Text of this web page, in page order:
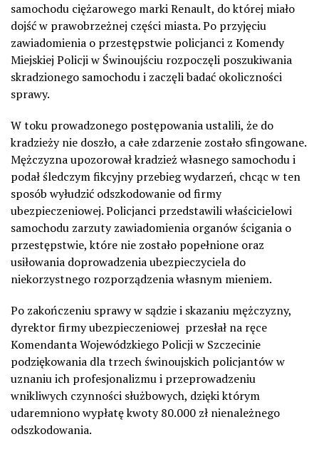
samochodu ciężarowego marki Renault, do której miało
dojść w prawobrzeżnej części miasta. Po przyjęciu
zawiadomienia o przestępstwie policjanci z Komendy
Miejskiej Policji w Świnoujściu rozpoczęli poszukiwania
skradzionego samochodu i zaczęli badać okoliczności
sprawy.
W toku prowadzonego postępowania ustalili, że do
kradzieży nie doszło, a całe zdarzenie zostało sfingowane.
Mężczyzna upozorował kradzież własnego samochodu i
podał śledczym fikcyjny przebieg wydarzeń, chcąc w ten
sposób wyłudzić odszkodowanie od firmy
ubezpieczeniowej. Policjanci przedstawili właścicielowi
samochodu zarzuty zawiadomienia organów ścigania o
przestępstwie, które nie zostało popełnione oraz
usiłowania doprowadzenia ubezpieczyciela do
niekorzystnego rozporządzenia własnym mieniem.
Po zakończeniu sprawy w sądzie i skazaniu mężczyzny,
dyrektor firmy ubezpieczeniowej przesłał na ręce
Komendanta Wojewódzkiego Policji w Szczecinie
podziękowania dla trzech świnoujskich policjantów w
uznaniu ich profesjonalizmu i przeprowadzeniu
wnikliwych czynności służbowych, dzięki którym
udaremniono wypłatę kwoty 80.000 zł nienależnego
odszkodowania.